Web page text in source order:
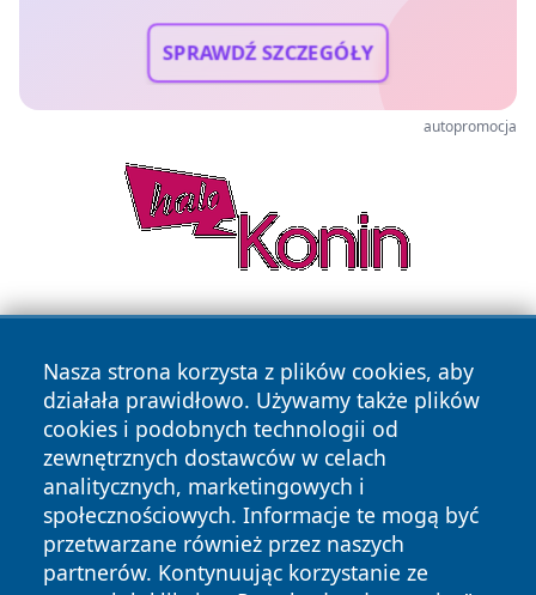
SPRAWDŹ SZCZEGÓŁY
autopromocja
Nasza strona korzysta z plików cookies, aby
działała prawidłowo. Używamy także plików
cookies i podobnych technologii od
zewnętrznych dostawców w celach
analitycznych, marketingowych i
społecznościowych. Informacje te mogą być
przetwarzane również przez naszych
partnerów. Kontynuując korzystanie ze
Copyright © 2026 ostrolecki24.pl Wszystkie prawa
zastrzeżone.
News Autorzy
Polityka
Polityka